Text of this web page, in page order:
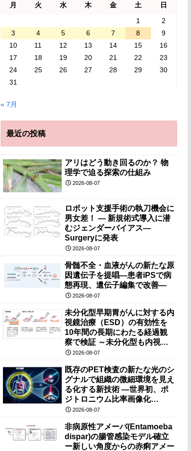
月 火 水 木 金 土
日
1
2
3
4 5 6 7 8
9
10
11 12 13 14 15
16
17
18 19 20 21 22
23
24
25 26 27 28 29
30
31
« 7月
最近の投稿
アリはどう動き回るのか？ 物
理学で迫る探索の仕組み
2026-08-07
ロボット支援手術の執刀機会に
男女差！ — 新規術式導入に潜
むジェンダーバイアス—
Surgeryに発表
2026-08-07
骨髄不全・血液がんの新たな原
因遺伝子を提唱―患者iPSで病
態再現、遺伝子編集で改善―
2026-08-07
未分化型早期胃がんに対する内
視鏡治療（ESD）の有効性を
10年間の長期にわたる経過観
察で検証 ～未分化型も内視鏡
治療で胃の温存が可能～
2026-08-07
既存のPET検査の新たな光のシ
グナルで組織の微細環境を見え
る化する新技術 ―世界初、ポ
ジトロニウム比率画像化
（PRI）の原理検証に成功―
2026-08-07
非病原性アメーバ(Entamoeba
dispar)の腸管感染モデル確立
ー新しい角度からの赤痢アメー